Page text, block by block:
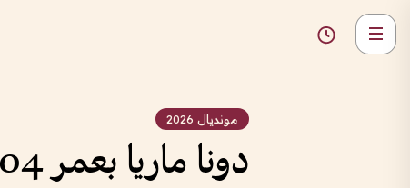
مونديال 2026
دونا ماريا بعمر 104أعوام تبهر العالم بعشق البرازيل